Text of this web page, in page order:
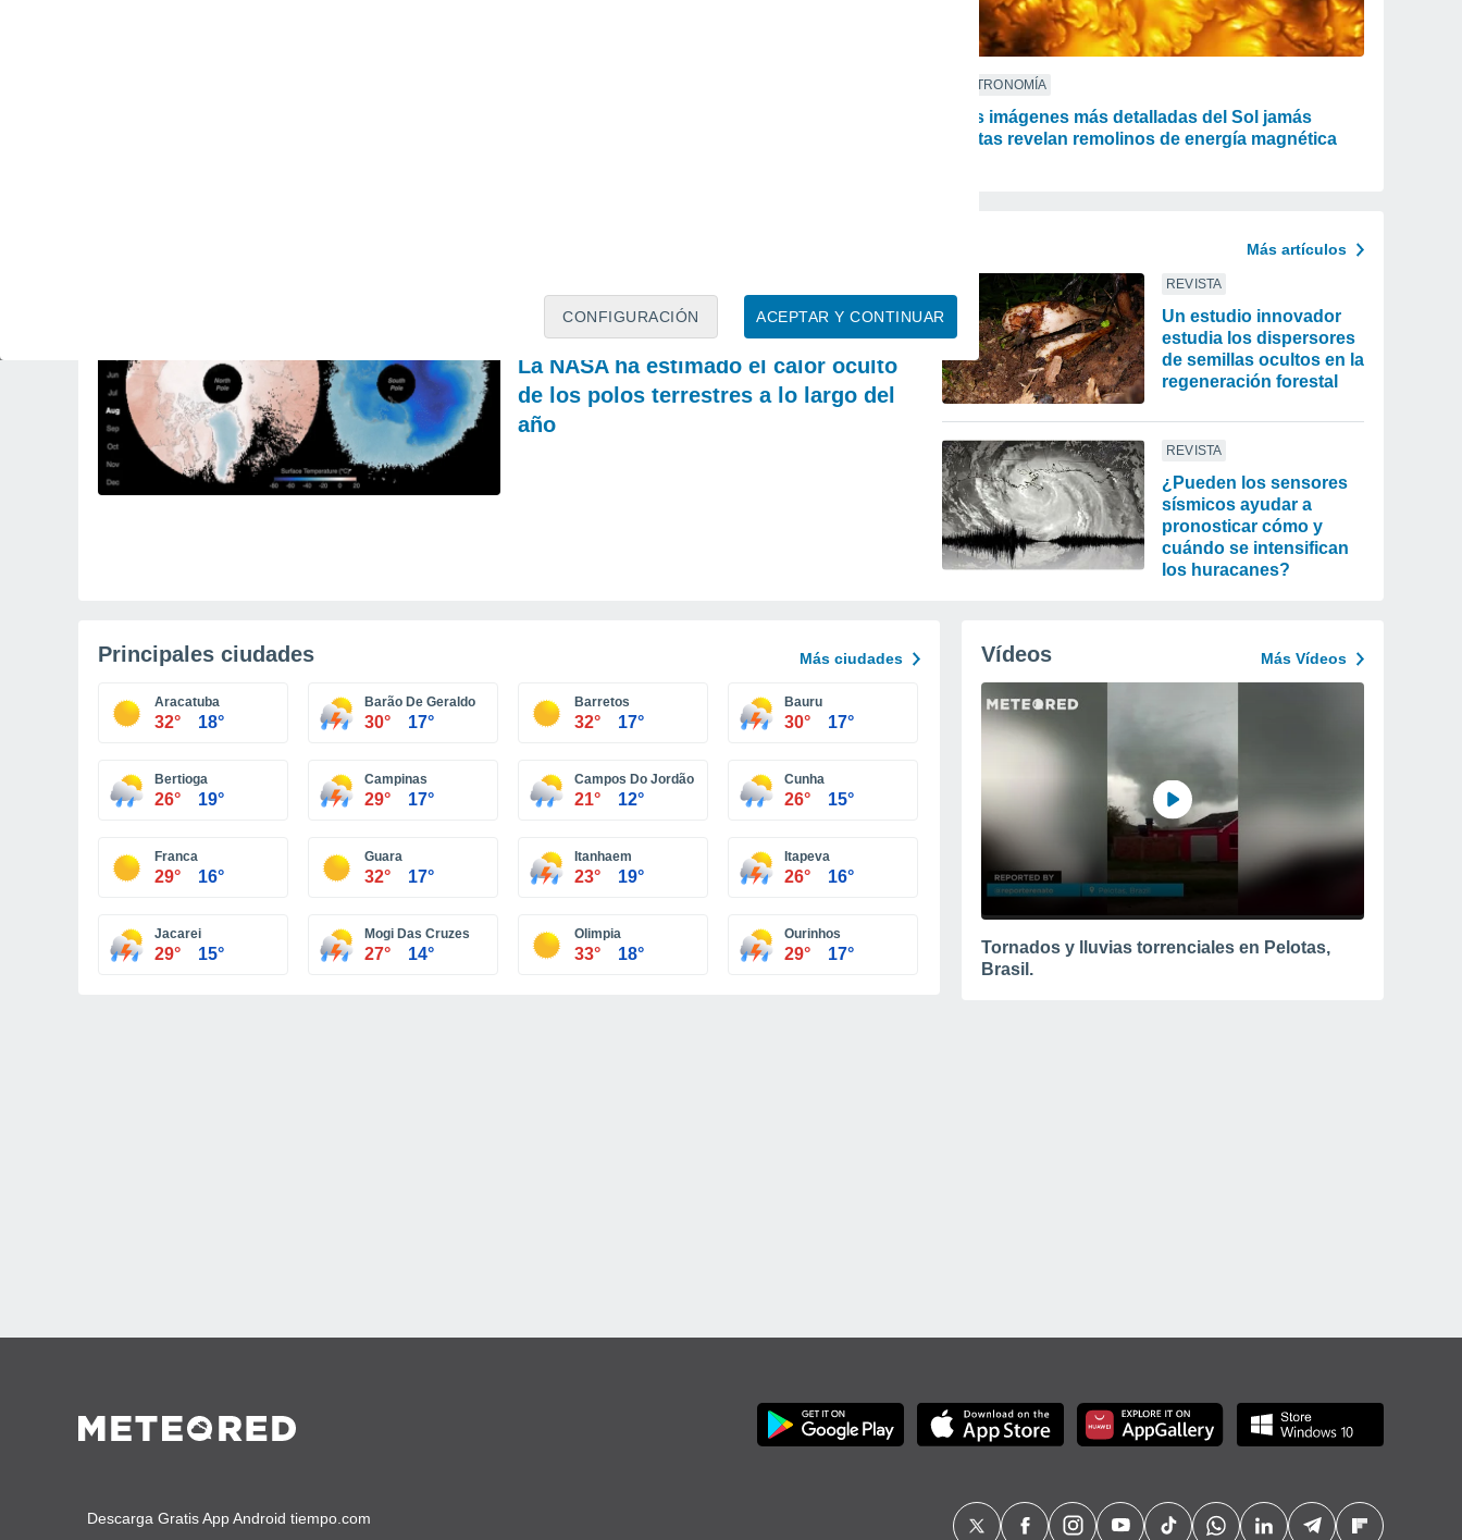
ACEPTAR Y CONTINUAR
CONFIGURACIÓN
ASTRONOMÍA
Las imágenes más detalladas del Sol jamás
vistas revelan remolinos de energía magnética
Más artículos
Francisco Martín León
La NASA ha estimado el calor oculto
de los polos terrestres a lo largo del
año
REVISTA
Un estudio innovador
estudia los dispersores
de semillas ocultos en la
regeneración forestal
REVISTA
¿Pueden los sensores
sísmicos ayudar a
pronosticar cómo y
cuándo se intensifican
los huracanes?
Principales ciudades Más ciudades
Aracatuba
32° 18°
Barão De Geraldo
30° 17°
Barretos
32° 17°
Bauru
30° 17°
Bertioga
26° 19°
Campinas
29° 17°
Campos Do Jordão
21° 12°
Cunha
26° 15°
Franca
29° 16°
Guara
32° 17°
Itanhaem
23° 19°
Itapeva
26° 16°
Jacarei
29° 15°
Mogi Das Cruzes
27° 14°
Olimpia
33° 18°
Ourinhos
29° 17°
Vídeos Más Vídeos
Tornados y lluvias torrenciales en Pelotas,
Brasil.
Descarga Gratis App Android tiempo.com